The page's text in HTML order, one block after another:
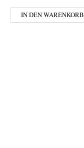
IN DEN WARENKORB